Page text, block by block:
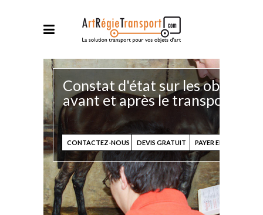
Constat d'état sur les objets
avant et après le transport
CONTACTEZ-NOUS DEVIS GRATUIT PAYER EN LIGNE